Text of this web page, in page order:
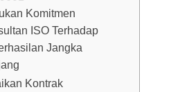
Komitmen
ISO Terhadap
Jangka
Kontrak